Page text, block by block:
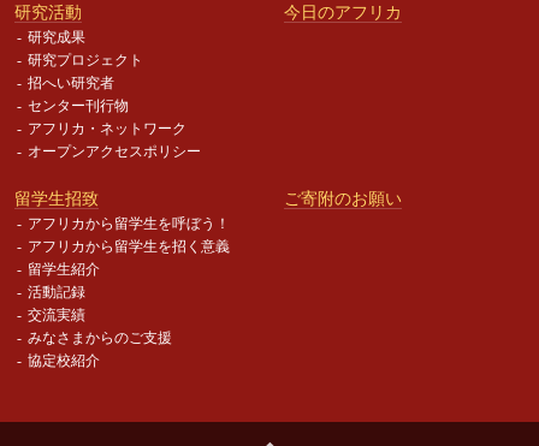
研究活動
研究成果
研究プロジェクト
招へい研究者
センター刊行物
アフリカ・ネットワーク
オープンアクセスポリシー
今日のアフリカ
留学生招致
アフリカから留学生を呼ぼう！
アフリカから留学生を招く意義
留学生紹介
活動記録
交流実績
みなさまからのご支援
協定校紹介
ご寄附のお願い